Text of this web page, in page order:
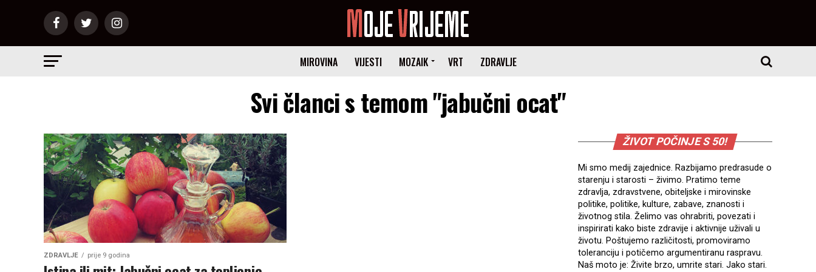
MIROVINA VIJESTI MOZAIK VRT ZDRAVLJE
Svi članci s temom "jabučni ocat"
ZDRAVLJE prije 9 godina
ŽIVOT POČINJE S 50!
Mi smo medij zajednice. Razbijamo predrasude o
starenju i starosti – živimo. Pratimo teme
zdravlja, zdravstvene, obiteljske i mirovinske
politike, politike, kulture, zabave, znanosti i
životnog stila. Želimo vas ohrabriti, povezati i
inspirirati kako biste zdravije i aktivnije uživali u
životu. Poštujemo različitosti, promoviramo
toleranciju i potičemo argumentiranu raspravu.
Naš moto je: Živite brzo, umrite stari. Jako stari.